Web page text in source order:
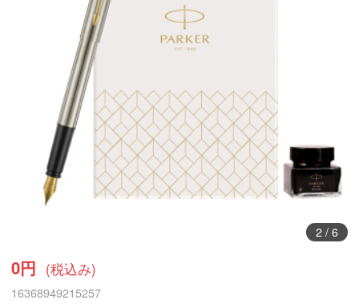
3/ 6
0円 (税込み)
16368949215257